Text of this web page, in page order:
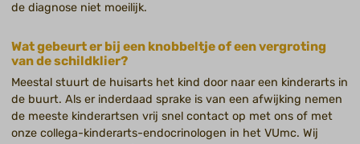
de diagnose niet moeilijk.
Wat gebeurt er bij een knobbeltje of een vergroting
van de schildklier?
Meestal stuurt de huisarts het kind door naar een kinderarts in
de buurt. Als er inderdaad sprake is van een afwijking nemen
de meeste kinderartsen vrij snel contact op met ons of met
onze collega-kinderarts-endocrinologen in het VUmc. Wij